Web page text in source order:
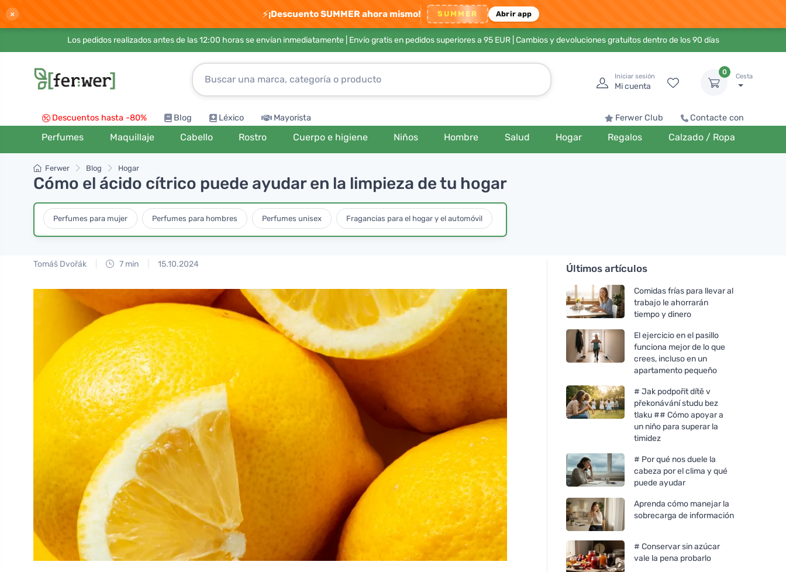
× ⚡¡Descuento SUMMER ahora mismo! SUMMER Abrir app
Los pedidos realizados antes de las 12:00 horas se envían inmediatamente | Envío gratis en pedidos superiores a 95 EUR| Cambios y devoluciones gratuitos dentro de los 90 días
Iniciar sesión
Mi cuenta
0
Cesta
Descuentos hasta -80% Blog Léxico Mayorista Ferwer Club Contacte con
Perfumes Maquillaje Cabello Rostro Cuerpo e higiene Niños Hombre Salud Hogar Regalos Calzado / Ropa
Ferwer Blog Hogar
Cómo el ácido cítrico puede ayudar en la limpieza de tu hogar
Perfumes para mujer Perfumes para hombres Perfumes unisex Fragancias para el hogar y el automóvil
Tomáš Dvořák 7 min 15.10.2024 Últimos artículos
Comidas frías para llevar al
trabajo le ahorrarán
tiempo y dinero
El ejercicio en el pasillo
funciona mejor de lo que
crees, incluso en un
apartamento pequeño
# Jak podpořit dítě v
překonávání studu bez
tlaku ## Cómo apoyar a
un niño para superar la
timidez
# Por qué nos duele la
cabeza por el clima y qué
puede ayudar
Aprenda cómo manejar la
sobrecarga de información
# Conservar sin azúcar
vale la pena probarlo